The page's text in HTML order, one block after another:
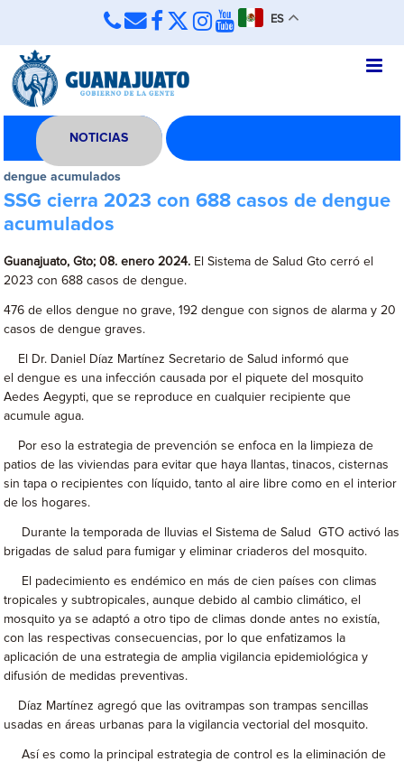
ES
NOTICIAS
dengue acumulados
SSG cierra 2023 con 688 casos de dengue
acumulados
Guanajuato, Gto; 08. enero 2024. El Sistema de Salud Gto cerró el
2023 con 688 casos de dengue.
476 de ellos dengue no grave, 192 dengue con signos de alarma y 20
casos de dengue graves.
El Dr. Daniel Díaz Martínez Secretario de Salud informó que
el dengue es una infección causada por el piquete del mosquito
Aedes Aegypti, que se reproduce en cualquier recipiente que
acumule agua.
Por eso la estrategia de prevención se enfoca en la limpieza de
patios de las viviendas para evitar que haya llantas, tinacos, cisternas
sin tapa o recipientes con líquido, tanto al aire libre como en el interior
de los hogares.
Durante la temporada de lluvias el Sistema de Salud GTO activó las
brigadas de salud para fumigar y eliminar criaderos del mosquito.
El padecimiento es endémico en más de cien países con climas
tropicales y subtropicales, aunque debido al cambio climático, el
mosquito ya se adaptó a otro tipo de climas donde antes no existía,
con las respectivas consecuencias, por lo que enfatizamos la
aplicación de una estrategia de amplia vigilancia epidemiológica y
difusión de medidas preventivas.
Díaz Martínez agregó que las ovitrampas son trampas sencillas
usadas en áreas urbanas para la vigilancia vectorial del mosquito.
Así es como la principal estrategia de control es la eliminación de